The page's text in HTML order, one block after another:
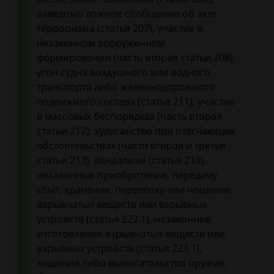
заведомо ложное сообщение об акте
терроризма (статья 207), участие в
незаконном вооруженном
формировании (часть вторая статьи 208),
угон судна воздушного или водного
транспорта либо железнодорожного
подвижного состава (статья 211), участие
в массовых беспорядках (часть вторая
статьи 212), хулиганство при отягчающих
обстоятельствах (части вторая и третья
статьи 213), вандализм (статья 214),
незаконные приобретение, передачу,
сбыт, хранение, перевозку или ношение
взрывчатых веществ или взрывных
устройств (статья 222.1), незаконное
изготовление взрывчатых веществ или
взрывных устройств (статья 223.1),
хищение либо вымогательство оружия,